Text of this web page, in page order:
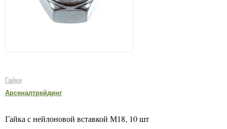
Гайки
Арсеналтрейдинг
Гайка с нейлоновой вставкой М18, 10 шт